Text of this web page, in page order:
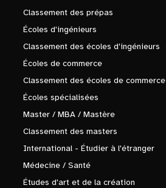
Classement des prépas
Écoles d'ingénieurs
Classement des écoles d'ingénieurs
Écoles de commerce
Classement des écoles de commerce
Écoles spécialisées
Master / MBA / Mastère
Classement des masters
International - Étudier à l'étranger
Médecine / Santé
Études d'art et de la création